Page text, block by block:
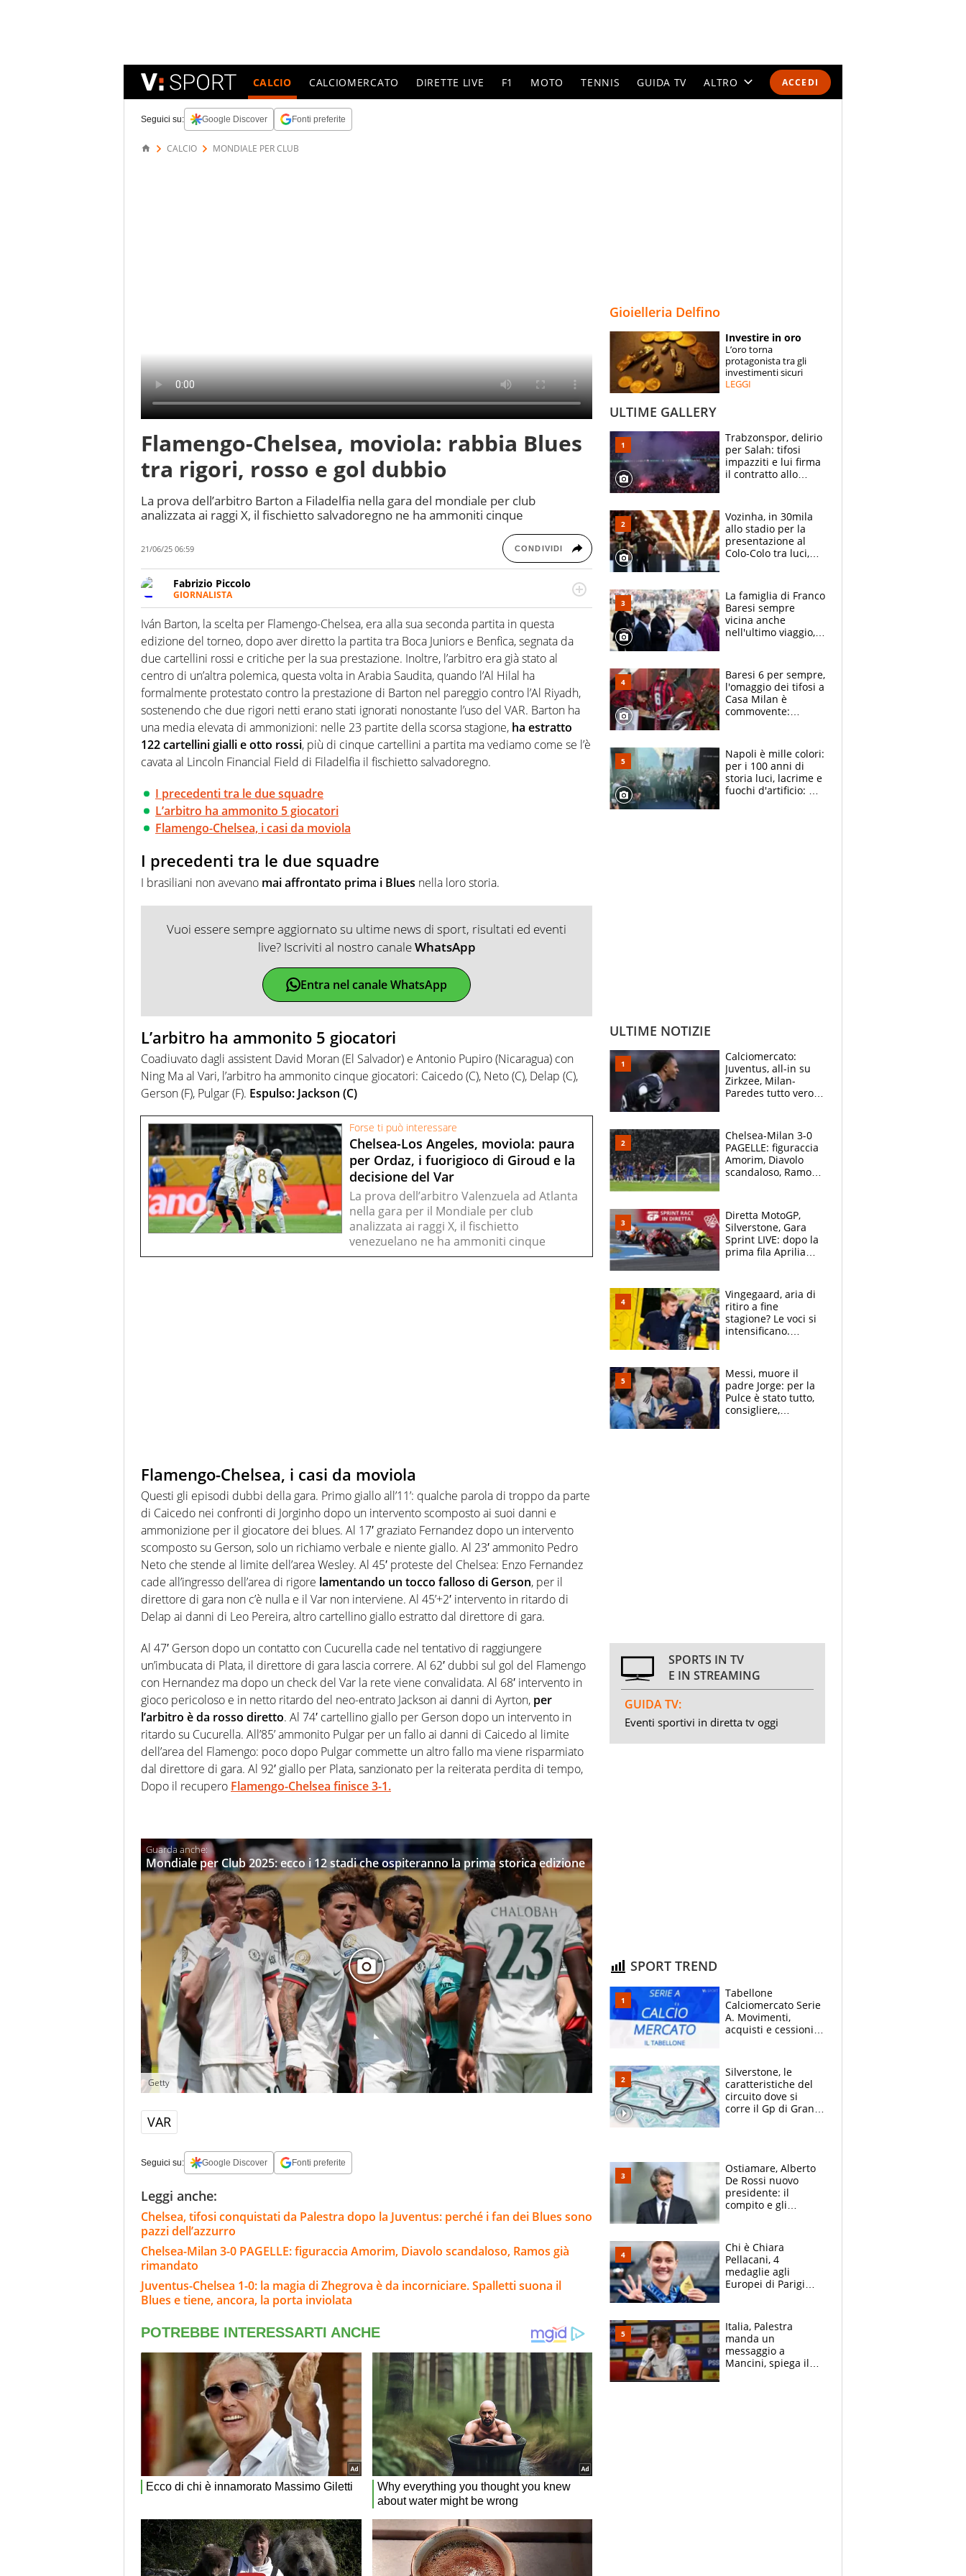
ACCEDI
CALCIO CALCIOMERCATO DIRETTE LIVE F1 MOTO TENNIS GUIDA TV ALTRO
SPECIALI
ESPERTI
Seguici su: Google Discover Fonti preferite
CALCIO MONDIALE PER CLUB
Flamengo-Chelsea, moviola: rabbia Blues
tra rigori, rosso e gol dubbio
La prova dell’arbitro Barton a Filadelfia nella gara del mondiale per club
analizzata ai raggi X, il fischietto salvadoregno ne ha ammoniti cinque
21/06/25 06:59 CONDIVIDI
Fabrizio Piccolo
GIORNALISTA
Nella sua carriera ha seguito numerose manifestazioni sportive e collaborato con
agenzie e testate. Esperienza, competenza, conoscenza e memoria storica. Si occupa
prevalentemente di calcio
Iván Barton, la scelta per Flamengo-Chelsea, era alla sua seconda partita in questa
edizione del torneo, dopo aver diretto la partita tra Boca Juniors e Benfica, segnata da
due cartellini rossi e critiche per la sua prestazione. Inoltre, l’arbitro era già stato al
centro di un’altra polemica, questa volta in Arabia Saudita, quando l’Al Hilal ha
formalmente protestato contro la prestazione di Barton nel pareggio contro l’Al Riyadh,
sostenendo che due rigori netti erano stati ignorati nonostante l’uso del VAR. Barton ha
una media elevata di ammonizioni: nelle 23 partite della scorsa stagione, ha estratto
122 cartellini gialli e otto rossi, più di cinque cartellini a partita ma vediamo come se l’è
cavata al Lincoln Financial Field di Filadelfia il fischietto salvadoregno.
I precedenti tra le due squadre
L’arbitro ha ammonito 5 giocatori
Flamengo-Chelsea, i casi da moviola
I precedenti tra le due squadre
I brasiliani non avevano mai affrontato prima i Blues nella loro storia.
Vuoi essere sempre aggiornato su ultime news di sport, risultati ed eventi
live? Iscriviti al nostro canaleWhatsApp
Entra nel canale WhatsApp
L’arbitro ha ammonito 5 giocatori
Coadiuvato dagli assistent David Moran (El Salvador) e Antonio Pupiro (Nicaragua) con
Ning Ma al Vari, l’arbitro ha ammonito cinque giocatori: Caicedo (C), Neto (C), Delap (C),
Gerson (F), Pulgar (F). Espulso: Jackson (C)
Forse ti può interessare
Chelsea-Los Angeles, moviola: paura
per Ordaz, i fuorigioco di Giroud e la
decisione del Var
La prova dell’arbitro Valenzuela ad Atlanta
nella gara per il Mondiale per club
analizzata ai raggi X, il fischietto
venezuelano ne ha ammoniti cinque
Flamengo-Chelsea, i casi da moviola
Questi gli episodi dubbi della gara. Primo giallo all’11’: qualche parola di troppo da parte
di Caicedo nei confronti di Jorginho dopo un intervento scomposto ai suoi danni e
ammonizione per il giocatore dei blues. Al 17′ graziato Fernandez dopo un intervento
scomposto su Gerson, solo un richiamo verbale e niente giallo. Al 23′ ammonito Pedro
Neto che stende al limite dell’area Wesley. Al 45′ proteste del Chelsea: Enzo Fernandez
cade all’ingresso dell’area di rigore lamentando un tocco falloso di Gerson, per il
direttore di gara non c’è nulla e il Var non interviene. Al 45’+2′ intervento in ritardo di
Delap ai danni di Leo Pereira, altro cartellino giallo estratto dal direttore di gara.
Al 47′ Gerson dopo un contatto con Cucurella cade nel tentativo di raggiungere
un’imbucata di Plata, il direttore di gara lascia correre. Al 62′ dubbi sul gol del Flamengo
con Hernandez ma dopo un check del Var la rete viene convalidata. Al 68′ intervento in
gioco pericoloso e in netto ritardo del neo-entrato Jackson ai danni di Ayrton, per
l’arbitro è da rosso diretto. Al 74′ cartellino giallo per Gerson dopo un intervento in
ritardo su Cucurella. All’85’ ammonito Pulgar per un fallo ai danni di Caicedo al limite
dell’area del Flamengo: poco dopo Pulgar commette un altro fallo ma viene risparmiato
dal direttore di gara. Al 92′ giallo per Plata, sanzionato per la reiterata perdita di tempo,
Dopo il recupero Flamengo-Chelsea finisce 3-1.
Mondiale per Club 2025: ecco i 12 stadi che ospiteranno la prima storica edizione
Getty
VAR
Seguici su: Google Discover Fonti preferite
Leggi anche:
Chelsea, tifosi conquistati da Palestra dopo la Juventus: perché i fan dei Blues sono
pazzi dell’azzurro
Chelsea-Milan 3-0 PAGELLE: figuraccia Amorim, Diavolo scandaloso, Ramos già
rimandato
Juventus-Chelsea 1-0: la magia di Zhegrova è da incorniciare. Spalletti suona il
Blues e tiene, ancora, la porta inviolata
Gioielleria Delfino
Investire in oro
L’oro torna
protagonista tra gli
investimenti sicuri
LEGGI
ULTIME GALLERY
Trabzonspor, delirio
per Salah: tifosi
impazziti e lui firma
il contratto allo
Vozinha, in 30mila
allo stadio per la
presentazione al
Colo-Colo tra luci,
La famiglia di Franco
Baresi sempre
vicina anche
nell'ultimo viaggio,
circondati
dall'affetto dei tifosi
Baresi 6 per sempre,
l'omaggio dei tifosi a
Casa Milan è
commovente:
bigliettini
Napoli è mille colori:
per i 100 anni di
storia luci, lacrime e
fuochi d'artificio: De
ULTIME NOTIZIE
Calciomercato:
Juventus, all-in su
Zirkzee, Milan-
Paredes tutto vero,
Chelsea-Milan 3-0
PAGELLE: figuraccia
Amorim, Diavolo
scandaloso, Ramos
Diretta MotoGP,
Silverstone, Gara
Sprint LIVE: dopo la
prima fila Aprilia
Vingegaard, aria di
ritiro a fine
stagione? Le voci si
intensificano.
vuole la Roubaix
Messi, muore il
padre Jorge: per la
Pulce è stato tutto,
consigliere,
SPORTS IN TV
E IN STREAMING
GUIDA TV:
Eventi sportivi in diretta tv oggi
SPORT TREND
Tabellone
Calciomercato Serie
A. Movimenti,
acquisti e cessioni:
Silverstone, le
caratteristiche del
circuito dove si
corre il Gp di Gran
Ostiamare, Alberto
De Rossi nuovo
presidente: il
compito e gli
Chi è Chiara
Pellacani, 4
medaglie agli
Europei di Parigi
giornalista, mamma
insegnante e il
fratello calciatore
Italia, Palestra
manda un
messaggio a
Mancini, spiega il